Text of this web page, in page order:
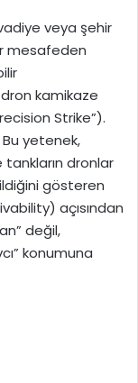
veya şehir
mesafeden
kamikaze
Strike”).
yetenek,
tankların dronlar
gösteren
açısından
değil,
konumuna